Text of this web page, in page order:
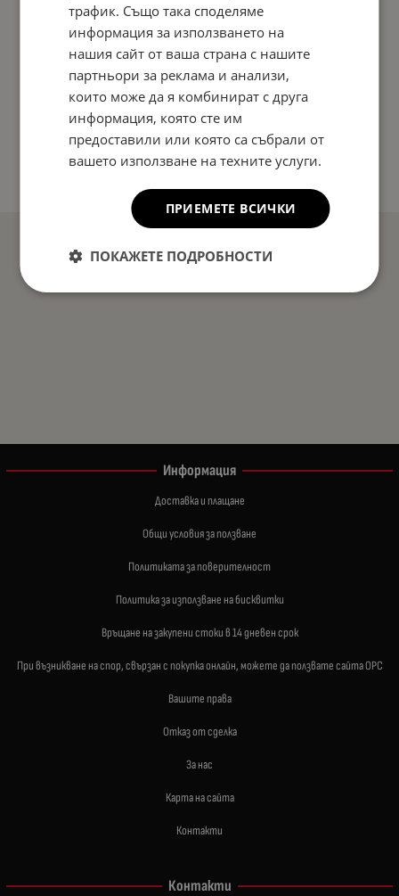
Информация
Доставка и плащане
Общи условия за ползване
Политиката за поверителност
Политика за използване на бисквитки
Връщане на закупени стоки в 14 дневен срок
При възникване на спор, свързан с покупка онлайн, можете да ползвате сайта ОРС
Вашите права
Отказ от сделка
За нас
Карта на сайта
Контакти
Контакти
трафик. Също така споделяме
информация за използването на
нашия сайт от ваша страна с нашите
партньори за реклама и анализи,
които може да я комбинират с друга
информация, която сте им
предоставили или която са събрали от
вашето използване на техните услуги.
ПРИЕМЕТЕ ВСИЧКИ
ПОКАЖЕТЕ ПОДРОБНОСТИ